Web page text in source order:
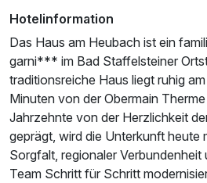
Ausstattung
Für 7 Tage
Hotelinformation
Das Haus am Heubach ist ein
garni*** im Bad Staffelsteiner
traditionsreiche Haus liegt ruhig
Minuten von der Obermain
Jahrzehnte von der Herzlichkeit
geprägt, wird die Unterkunft heute
Sorgfalt, regionaler Verbundenheit
Team Schritt für Schritt